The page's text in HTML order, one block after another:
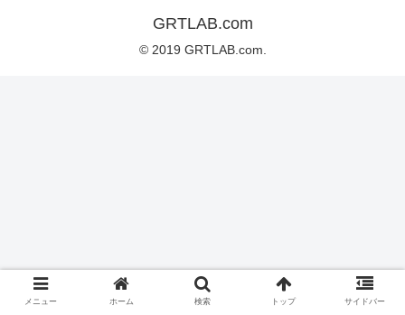
GRTLAB.com
© 2019 GRTLAB.com.
メニュー ホーム 検索 トップ サイドバー